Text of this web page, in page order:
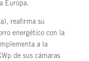
Europa.
reafirma su
energético con la
a la
de sus cámaras